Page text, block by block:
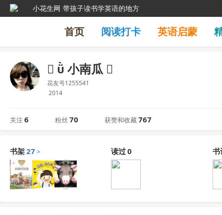
小花生网 带孩子读书学英语的地方
首页 阅读打卡 英语启蒙
  小南瓜 
花友号1255541
2014
关注 6 粉丝 70 获赞和收藏767
书架27 > 读过0 书